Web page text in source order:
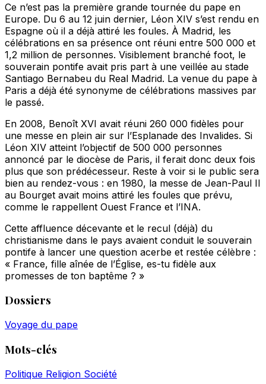
Ce n’est pas la première grande tournée du pape en
Europe. Du 6 au 12 juin dernier, Léon XIV s’est rendu en
Espagne où il a déjà attiré les foules. À Madrid, les
célébrations en sa présence ont réuni entre 500 000 et
1,2 million de personnes. Visiblement branché foot, le
souverain pontife avait pris part à une veillée au stade
Santiago Bernabeu du Real Madrid. La venue du pape à
Paris a déjà été synonyme de célébrations massives par
le passé.
En 2008, Benoît XVI avait réuni 260 000 fidèles pour
une messe en plein air sur l’Esplanade des Invalides. Si
Léon XIV atteint l’objectif de 500 000 personnes
annoncé par le diocèse de Paris, il ferait donc deux fois
plus que son prédécesseur. Reste à voir si le public sera
bien au rendez-vous : en 1980, la messe de Jean-Paul II
au Bourget avait moins attiré les foules que prévu,
comme le rappellent Ouest France et l’INA.
Cette affluence décevante et le recul (déjà) du
christianisme dans le pays avaient conduit le souverain
pontife à lancer une question acerbe et restée célèbre :
« France, fille aînée de l’Église, es-tu fidèle aux
promesses de ton baptême ? »
Dossiers
Voyage du pape
Mots-clés
Politique Religion Société